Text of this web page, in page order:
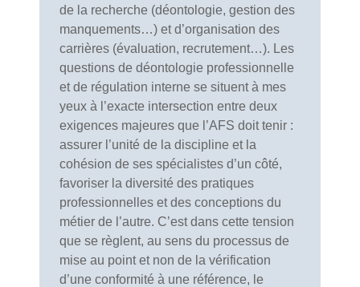
de la recherche (déontologie, gestion des
manquements…) et d’organisation des
carrières (évaluation, recrutement…). Les
questions de déontologie professionnelle
et de régulation interne se situent à mes
yeux à l’exacte intersection entre deux
exigences majeures que l’AFS doit tenir :
assurer l’unité de la discipline et la
cohésion de ses spécialistes d’un côté,
favoriser la diversité des pratiques
professionnelles et des conceptions du
métier de l’autre. C’est dans cette tension
que se règlent, au sens du processus de
mise au point et non de la vérification
d’une conformité à une référence, le